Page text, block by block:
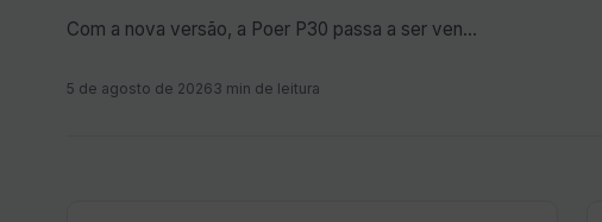
Com a nova versão, a Poer P30 passa a ser ven…
5 de agosto de 20263 min de leitura